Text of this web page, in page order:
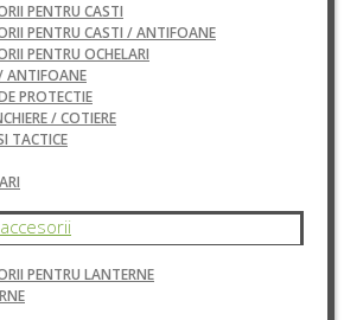
PENTRU CASTI
PENTRU CASTI / ANTIFOANE
PENTRU OCHELARI
ANTIFOANE
PROTECTIE
/ COTIERE
TACTICE
PENTRU LANTERNE